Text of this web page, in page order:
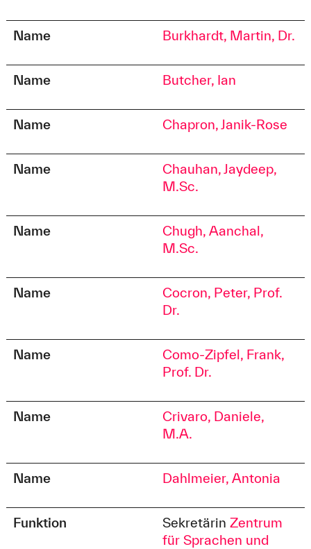
Name Burkhardt, Martin, Dr.
Name Butcher, Ian
Name Chapron, Janik-Rose
Name
Chauhan, Jaydeep,
M.Sc.
Name
Chugh, Aanchal,
M.Sc.
Name
Cocron, Peter, Prof.
Dr.
Name
Como-Zipfel, Frank,
Prof. Dr.
Name
Crivaro, Daniele,
M.A.
Name Dahlmeier, Antonia
Funktion SekretärinZentrum
für Sprachen und